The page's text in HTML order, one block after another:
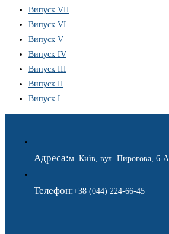
Випуск VII
Випуск VI
Випуск V
Випуск IV
Випуск III
Випуск II
Випуск I
Адреса:м. Київ, вул. Пирогова, 6-А
Телефон:+38 (044) 224-66-45